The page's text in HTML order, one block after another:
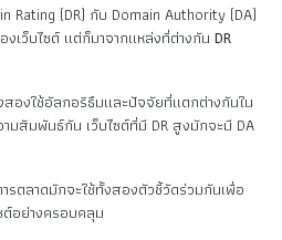
Rating (DR) กับ Domain Authority (DA)
เว็บไซต์ แต่ก็มาจากแหล่งที่ต่างกันDR
องใช้อัลกอริธึมและปัจจัยที่แตกต่างกันใน
มสัมพันธ์กัน เว็บไซต์ที่มี DR สูงมักจะมี DA
รตลาดมักจะใช้ทั้งสองตัวชี้วัดร่วมกันเพื่อ
ต์อย่างครอบคลุม